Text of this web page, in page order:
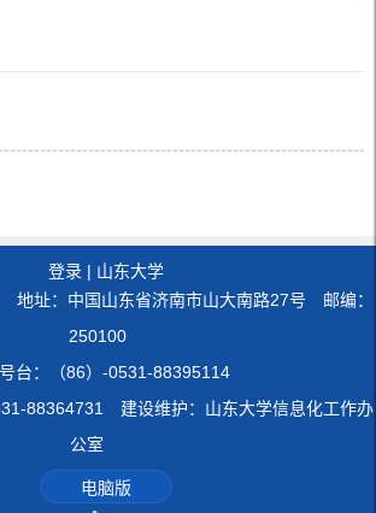
登录 | 山东大学
址：中国山东省济南市山大南路27号 邮编：
250100
台：（86）-0531-88395114
88364731 建设维护：山东大学信息化工作办
公室
电脑版